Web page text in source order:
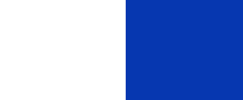
たことがなかった。
き混ぜる。 ・タレ
のふわふわ感がよ
コンドロイチン補